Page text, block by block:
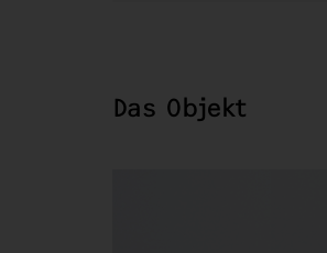
Das Objekt